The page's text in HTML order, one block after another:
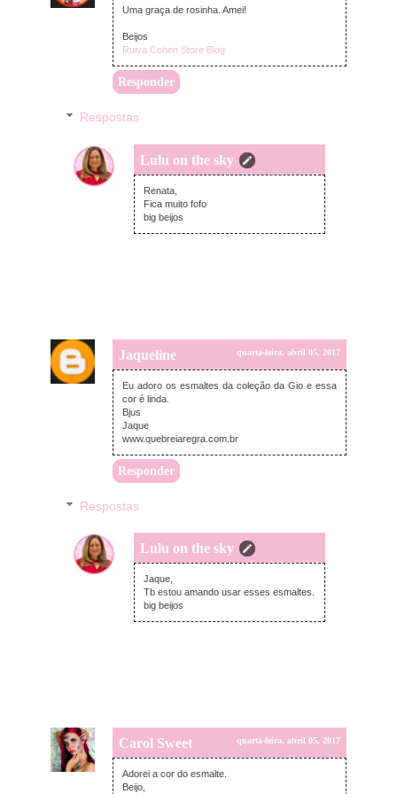
Uma graça de rosinha. Amei!
Beijos
Ruiva Cohen Store Blog
Responder
Respostas
Lulu on the sky
quinta-feira, abril 06, 2017
Renata,
Fica muito fofo
big beijos
Jaqueline quarta-feira, abril 05, 2017
Eu adoro os esmaltes da coleção da Gio e essa
cor é linda.
Bjus
Jaque
www.quebreiaregra.com.br
Responder
Respostas
Lulu on the sky
quinta-feira, abril 06, 2017
Jaque,
Tb estou amando usar esses esmaltes.
big beijos
Carol Sweet quarta-feira, abril 05, 2017
Adorei a cor do esmalte.
Beijo,